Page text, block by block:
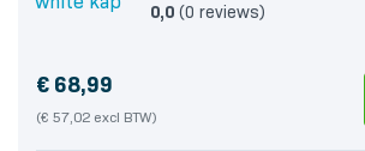
0,0 (0 reviews)
€ 68,99
(€ 57,02 excl BTW)